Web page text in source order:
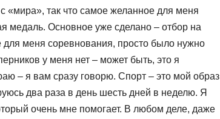
так что самое желанное для меня
медаль. Основное уже сделано – отбор на
меня соревнования, просто было нужно
у меня нет – может быть, это я
– я вам сразу говорю. Спорт – это мой образ
два раза в день шесть дней в неделю. Я
очень мне помогает. В любом деле, даже